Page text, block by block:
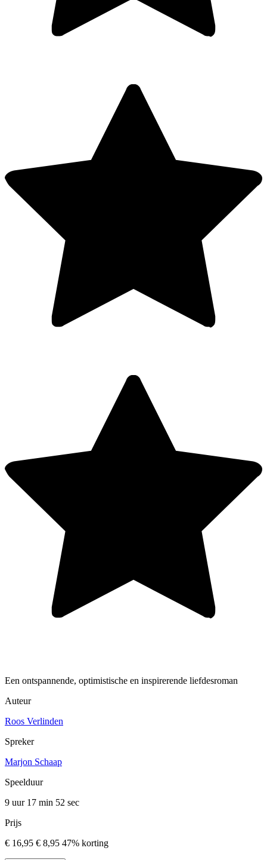
Een ontspannende, optimistische en inspirerende liefdesroman
Auteur
Roos Verlinden
Spreker
Marjon Schaap
Speelduur
9 uur 17 min 52 sec
Prijs
€ 16,95 € 8,95 47% korting